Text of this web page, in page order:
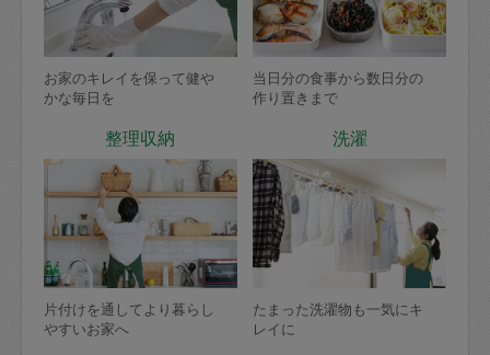
お家のキレイを保って健や
かな毎日を
当日分の食事から数日分の
作り置きまで
整理収納
片付けを通してより暮らし
やすいお家へ
洗濯
たまった洗濯物も一気にキ
レイに